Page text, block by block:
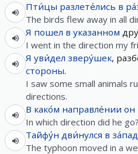
Пти́цы разлете́лись в
The birds flew away in all
Я пошел в указанном
I went in the direction my
Я уви́дел зверу́шек,
стороны.
I saw some small animals
directions.
В како́м направле́нии он
In which direction did he go?
Тайфу́н дви́нулся в
The typhoon moved in a